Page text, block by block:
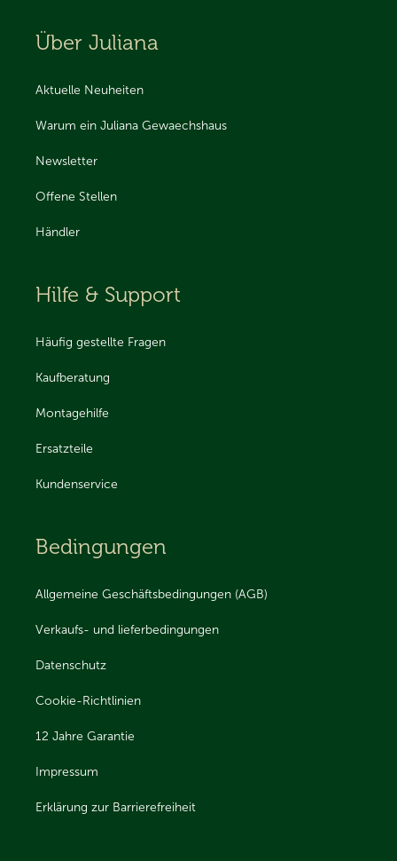
Über Juliana
Aktuelle Neuheiten
Warum ein Juliana Gewaechshaus
Newsletter
Offene Stellen
Händler
Hilfe & Support
Häufig gestellte Fragen
Kaufberatung
Montagehilfe
Ersatzteile
Kundenservice
Bedingungen
Allgemeine Geschäftsbedingungen (AGB)
Verkaufs- und lieferbedingungen
Datenschutz
Cookie-Richtlinien
12 Jahre Garantie
Impressum
Erklärung zur Barrierefreiheit